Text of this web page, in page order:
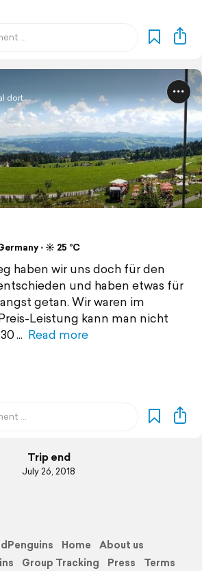
dort
⋅ ☀️ 25 °C
haben wir uns doch für den
und haben etwas für
getan. Wir waren im
Leistung kann man nicht
Read more
Trip end
July 26, 2018
Home
About us
Group Tracking Press Terms